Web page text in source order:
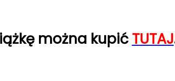
można kupić TUTAJ